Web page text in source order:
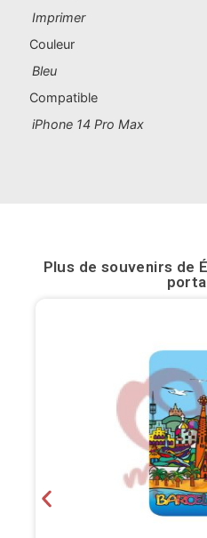
Badajoz
Benidorm
Fuerteventura
Imprimer
Couleur
Bleu
Compatible
iPhone 14 Pro Max
Plus de souvenirs de